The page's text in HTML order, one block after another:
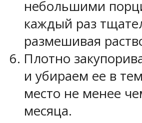
небольшими
каждый раз
размешивая
Плотно
и убираем ее в
место не менее
месяца.